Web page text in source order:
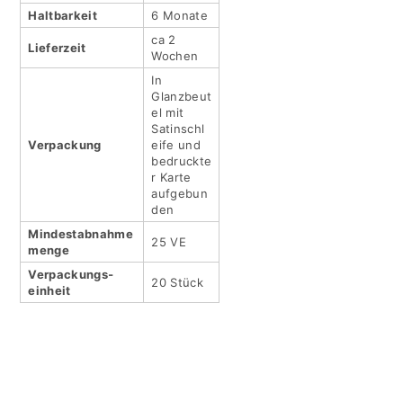
Haltbar­keit
6 Monate
Lieferzeit
ca 2
Wochen
Verpackung
In
Glanzbeut
el mit
Satinschl
eife und
bedruckte
r Karte
aufgebun
den
Mindestabnahme
menge
25 VE
Verpackungs­
einheit
20 Stück